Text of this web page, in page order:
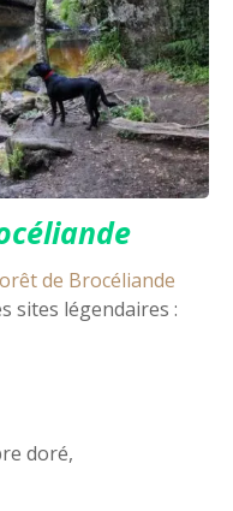
de Brocéliande
sites légendaires :
doré,